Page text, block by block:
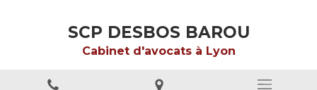
SCP DESBOS BAROU
Cabinet d'avocats à Lyon